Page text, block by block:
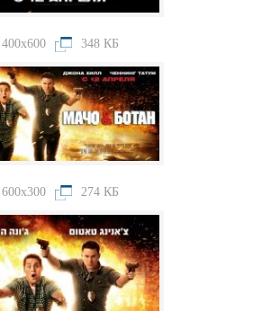
400x600 348 КБ
600x300 274 КБ